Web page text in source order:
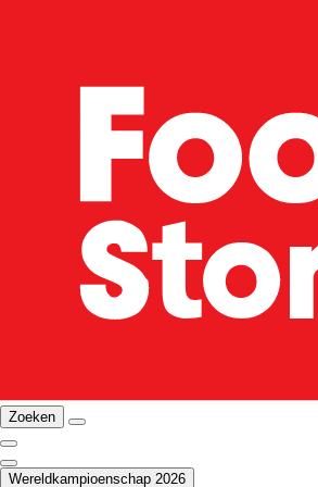
Zoeken
Wereldkampioenschap 2026